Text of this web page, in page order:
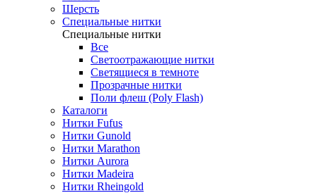
Шерсть
Специальные нитки
Специальные нитки
Все
Светоотражающие нитки
Светящиеся в темноте
Прозрачные нитки
Поли флеш (Poly Flash)
Каталоги
Нитки Fufus
Нитки Gunold
Нитки Marathon
Нитки Aurora
Нитки Madeira
Нитки Rheingold